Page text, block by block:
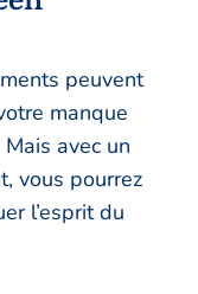
peuvent
manque
avec un
vous pourrez
l’esprit du